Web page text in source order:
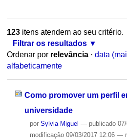
123itens atendem ao seu critério.
Filtrar os resultados
Ordenar por relevância · data
alfabeticamente
Como promover um perfil
universidade
por Sylvia Miguel — publicado07/
modificação09/03/2017 12:06 —